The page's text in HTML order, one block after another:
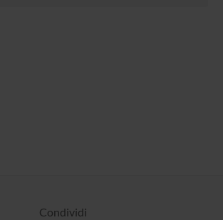
Condividi